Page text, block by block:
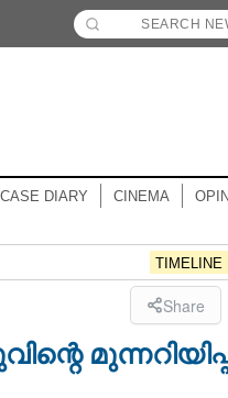
CASE DIARY CINEMA
TIMELINE
Share